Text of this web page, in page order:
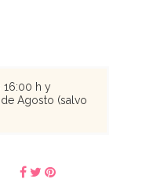
16:00 h y
Agosto (salvo